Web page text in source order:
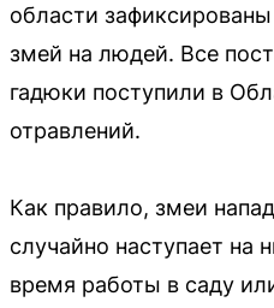
области
змей на людей. Все
гадюки поступили в
отравлений.
Как правило, змеи
случайно наступает на
время работы в саду